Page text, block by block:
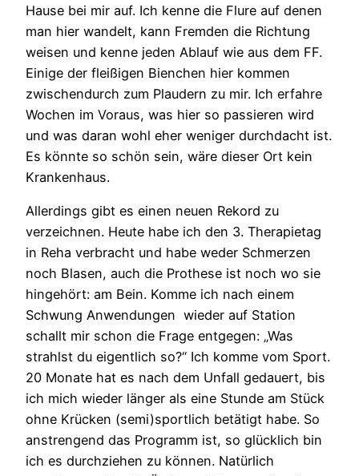
Hause bei mir auf. Ich kenne die Flure auf denen
man hier wandelt, kann Fremden die Richtung
weisen und kenne jeden Ablauf wie aus dem FF.
Einige der fleißigen Bienchen hier kommen
zwischendurch zum Plaudern zu mir. Ich erfahre
Wochen im Voraus, was hier so passieren wird
und was daran wohl eher weniger durchdacht ist.
Es könnte so schön sein, wäre dieser Ort kein
Krankenhaus.
Allerdings gibt es einen neuen Rekord zu
verzeichnen. Heute habe ich den 3. Therapietag
in Reha verbracht und habe weder Schmerzen
noch Blasen, auch die Prothese ist noch wo sie
hingehört: am Bein. Komme ich nach einem
Schwung Anwendungen wieder auf Station
schallt mir schon die Frage entgegen: „Was
strahlst du eigentlich so?“ Ich komme vom Sport.
20 Monate hat es nach dem Unfall gedauert, bis
ich mich wieder länger als eine Stunde am Stück
ohne Krücken (semi)sportlich betätigt habe. So
anstrengend das Programm ist, so glücklich bin
ich es durchziehen zu können. Natürlich